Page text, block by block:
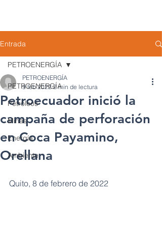
Entrada
PETROENERGÍA
Petróleos
Minas
Energía
Ambiente
PETROENERGÍA
Petroecuador inició la
campaña de perforación
en Coca Payamino,
Orellana
PETROENERGÍA
9 feb 2022 2 min de lectura
Quito, 8 de febrero de 2022